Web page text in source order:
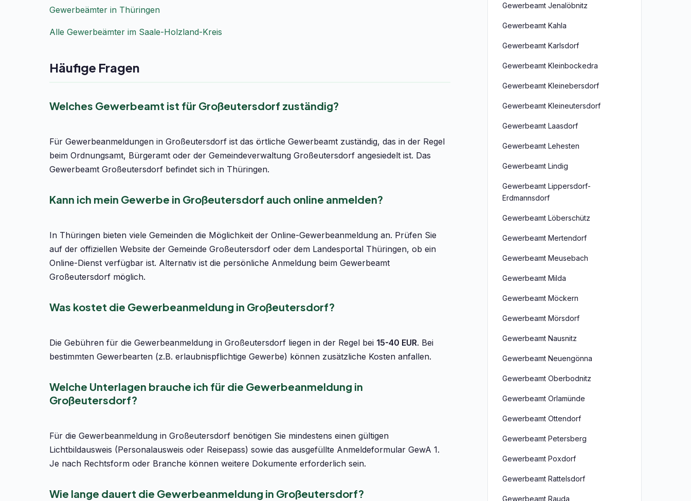
Gewerbeämter in Thüringen
Alle Gewerbeämter im Saale-Holzland-Kreis
Häufige Fragen
Welches Gewerbeamt ist für Großeutersdorf zuständig?
Für Gewerbeanmeldungen in Großeutersdorf ist das örtliche Gewerbeamt zuständig, das in der Regel
beim Ordnungsamt, Bürgeramt oder der Gemeindeverwaltung Großeutersdorf angesiedelt ist. Das
Gewerbeamt Großeutersdorf befindet sich in Thüringen.
Kann ich mein Gewerbe in Großeutersdorf auch online anmelden?
In Thüringen bieten viele Gemeinden die Möglichkeit der Online-Gewerbeanmeldung an. Prüfen Sie
auf der offiziellen Website der Gemeinde Großeutersdorf oder dem Landesportal Thüringen, ob ein
Online-Dienst verfügbar ist. Alternativ ist die persönliche Anmeldung beim Gewerbeamt
Großeutersdorf möglich.
Was kostet die Gewerbeanmeldung in Großeutersdorf?
Die Gebühren für die Gewerbeanmeldung in Großeutersdorf liegen in der Regel bei 15-40 EUR. Bei
bestimmten Gewerbearten (z.B. erlaubnispflichtige Gewerbe) können zusätzliche Kosten anfallen.
Welche Unterlagen brauche ich für die Gewerbeanmeldung in
Großeutersdorf?
Für die Gewerbeanmeldung in Großeutersdorf benötigen Sie mindestens einen gültigen
Lichtbildausweis (Personalausweis oder Reisepass) sowie das ausgefüllte Anmeldeformular GewA 1.
Je nach Rechtsform oder Branche können weitere Dokumente erforderlich sein.
Wie lange dauert die Gewerbeanmeldung in Großeutersdorf?
Gewerbeamt Jenalöbnitz
Gewerbeamt Kahla
Gewerbeamt Karlsdorf
Gewerbeamt Kleinbockedra
Gewerbeamt Kleinebersdorf
Gewerbeamt Kleineutersdorf
Gewerbeamt Laasdorf
Gewerbeamt Lehesten
Gewerbeamt Lindig
Gewerbeamt Lippersdorf-
Erdmannsdorf
Gewerbeamt Löberschütz
Gewerbeamt Mertendorf
Gewerbeamt Meusebach
Gewerbeamt Milda
Gewerbeamt Möckern
Gewerbeamt Mörsdorf
Gewerbeamt Nausnitz
Gewerbeamt Neuengönna
Gewerbeamt Oberbodnitz
Gewerbeamt Orlamünde
Gewerbeamt Ottendorf
Gewerbeamt Petersberg
Gewerbeamt Poxdorf
Gewerbeamt Rattelsdorf
Gewerbeamt Rauda